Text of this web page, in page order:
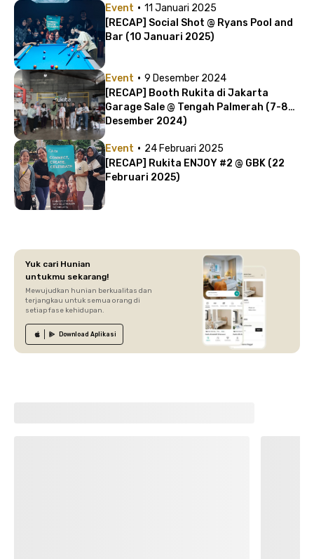
Event · 11 Januari 2025
[RECAP] Social Shot @ Ryans Pool and
Bar (10 Januari 2025)
Event · 9 Desember 2024
[RECAP] Booth Rukita di Jakarta
Garage Sale @ Tengah Palmerah (7-8
Desember 2024)
Event · 24 Februari 2025
[RECAP] Rukita ENJOY #2 @ GBK (22
Februari 2025)
Yuk cari Hunian
untukmu sekarang!
Mewujudkan hunian berkualitas dan
terjangkau untuk semua orang di
setiap fase kehidupan.
Download Aplikasi